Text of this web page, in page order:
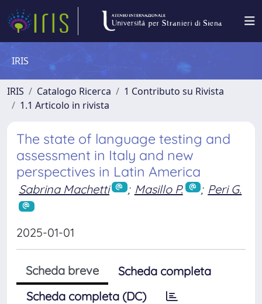
IRIS
IRIS Catalogo Ricerca
1 Contributo su Rivista
1.1 Articolo in rivista
The state of language testing and
assessment in Italy and new
perspectives in Latin America
Sabrina Machetti ; Masillo P. ; Peri G.
2025-01-01
Scheda breve
Scheda completa
Scheda completa (DC)